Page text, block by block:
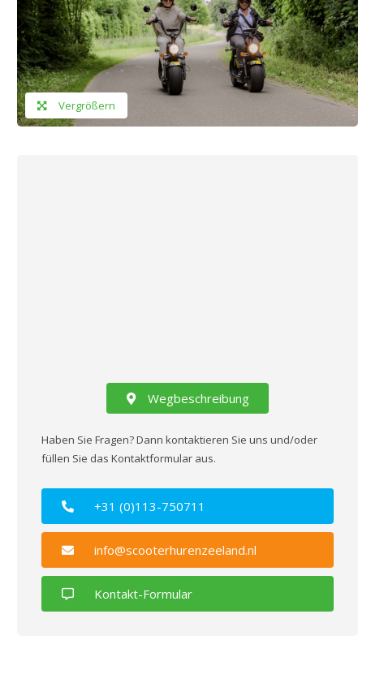
Vergrößern
Wegbeschreibung
Haben Sie Fragen? Dann kontaktieren Sie uns und/oder
füllen Sie das Kontaktformular aus.
+31 (0)113-750711
info@scooterhurenzeeland.nl
Kontakt-Formular